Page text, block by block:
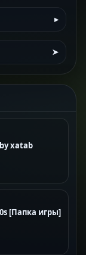
▸
➤
xatab
[Папка игры]